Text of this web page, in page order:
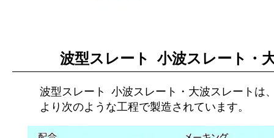
波型スレート 小波スレート・
波型スレート 小波スレート・大波スレートは
より次のような工程で製造されています。